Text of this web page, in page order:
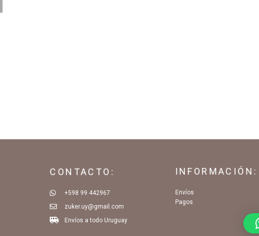
CONTACTO:
+598 99 442967
zuker.uy@gmail.com
Envíos a todo Uruguay
INFORMACIÓN:
Envíos
Pagos